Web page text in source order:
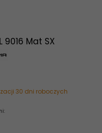
9016 Mat SX
30 dni roboczych